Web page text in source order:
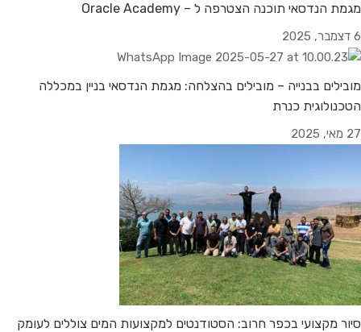
מגמת הנדסאי תוכנה הצטרפה ל – Oracle Academy
6 דצמבר, 2025
מובילים בבנייה – מובילים בהצלחה: מגמת הנדסאי בניין במכללה
הטכנולוגית כנרת
27 מאי, 2025
סיור מקצועי בכפר חרוב: הסטודנטים למקצועות המים צוללים לעומק